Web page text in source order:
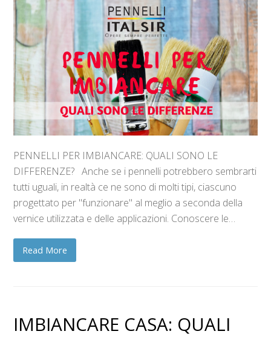
PENNELLI PER IMBIANCARE: QUALI SONO LE
DIFFERENZE? Anche se i pennelli potrebbero sembrarti
tutti uguali, in realtà ce ne sono di molti tipi, ciascuno
progettato per "funzionare" al meglio a seconda della
vernice utilizzata e delle applicazioni. Conoscere le…
Read More
IMBIANCARE CASA: QUALI